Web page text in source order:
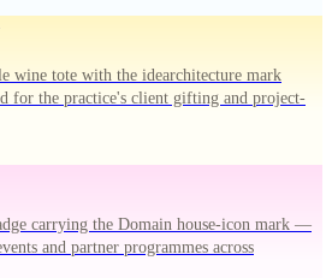
wine tote with the idearchitecture mark
for the practice's client gifting and project-
carrying the Domain house-icon mark —
and partner programmes across